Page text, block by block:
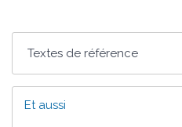
Textes de référence
Et aussi